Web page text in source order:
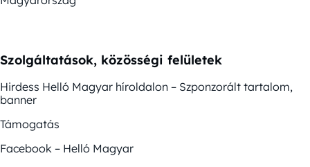
Szolgáltatások, közösségi felületek
Hirdess Helló Magyar híroldalon – Szponzorált tartalom,
banner
Támogatás
Facebook – Helló Magyar